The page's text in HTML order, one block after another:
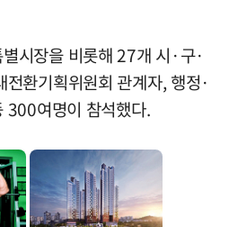
시장을 비롯해 27개 시·구·
환기획위원회 관계자, 행정·
300여명이 참석했다.